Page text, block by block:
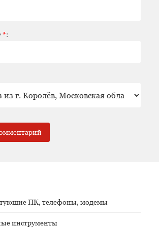
*:
ПК, телефоны, модемы
инструменты